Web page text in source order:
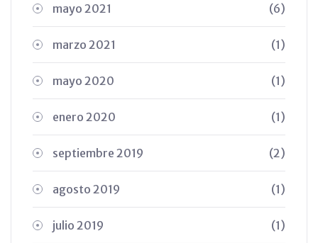
mayo 2021 (6)
marzo 2021 (1)
mayo 2020 (1)
enero 2020 (1)
septiembre 2019 (2)
agosto 2019 (1)
julio 2019 (1)